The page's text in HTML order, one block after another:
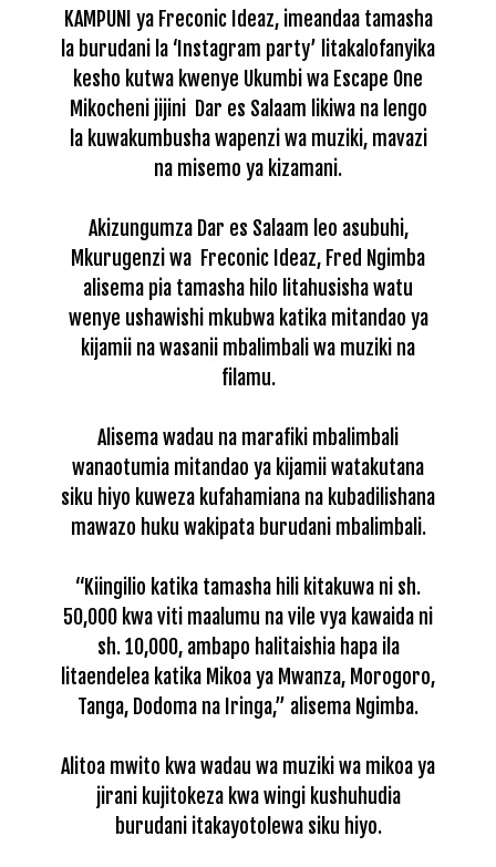
KAMPUNI ya Freconic Ideaz, imeandaa tamasha
la burudani la ‘Instagram party’ litakalofanyika
kesho kutwa kwenye Ukumbi wa Escape One
Mikocheni jijini Dar es Salaam likiwa na lengo
la kuwakumbusha wapenzi wa muziki, mavazi
na misemo ya kizamani.
Akizungumza Dar es Salaam leo asubuhi,
Mkurugenzi wa Freconic Ideaz, Fred Ngimba
alisema pia tamasha hilo litahusisha watu
wenye ushawishi mkubwa katika mitandao ya
kijamii na wasanii mbalimbali wa muziki na
filamu.
Alisema wadau na marafiki mbalimbali
wanaotumia mitandao ya kijamii watakutana
siku hiyo kuweza kufahamiana na kubadilishana
mawazo huku wakipata burudani mbalimbali.
“Kiingilio katika tamasha hili kitakuwa ni sh.
50,000 kwa viti maalumu na vile vya kawaida ni
sh. 10,000, ambapo halitaishia hapa ila
litaendelea katika Mikoa ya Mwanza, Morogoro,
Tanga, Dodoma na Iringa,” alisema Ngimba.
Alitoa mwito kwa wadau wa muziki wa mikoa ya
jirani kujitokeza kwa wingi kushuhudia
burudani itakayotolewa siku hiyo.